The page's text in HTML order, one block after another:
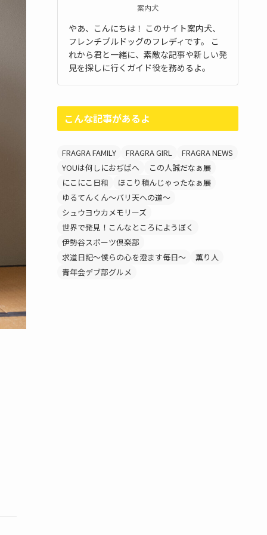
案内犬
やあ、こんにちは！ このサイト案内犬、
フレンチブルドッグのフレディです。 こ
れから君と一緒に、素敵な記事や新しい発
見を探しに行くガイド役を務めるよ。
こんな記事があるよ
FRAGRA FAMILY FRAGRA GIRL
FRAGRA NEWS
YOUは何しにおぢばへ
この人誠だなぁ展
にこにこ日和
ほこり積んじゃったなぁ展
ゆるてんくん～バリ天への道～
シュウヨウカメモリーズ
世界で発見！こんなところにようぼく
伊勢谷スポーツ倶楽部
求道日記～僕らの心を澄ます毎日～
薫り人
青年会デブ部グルメ